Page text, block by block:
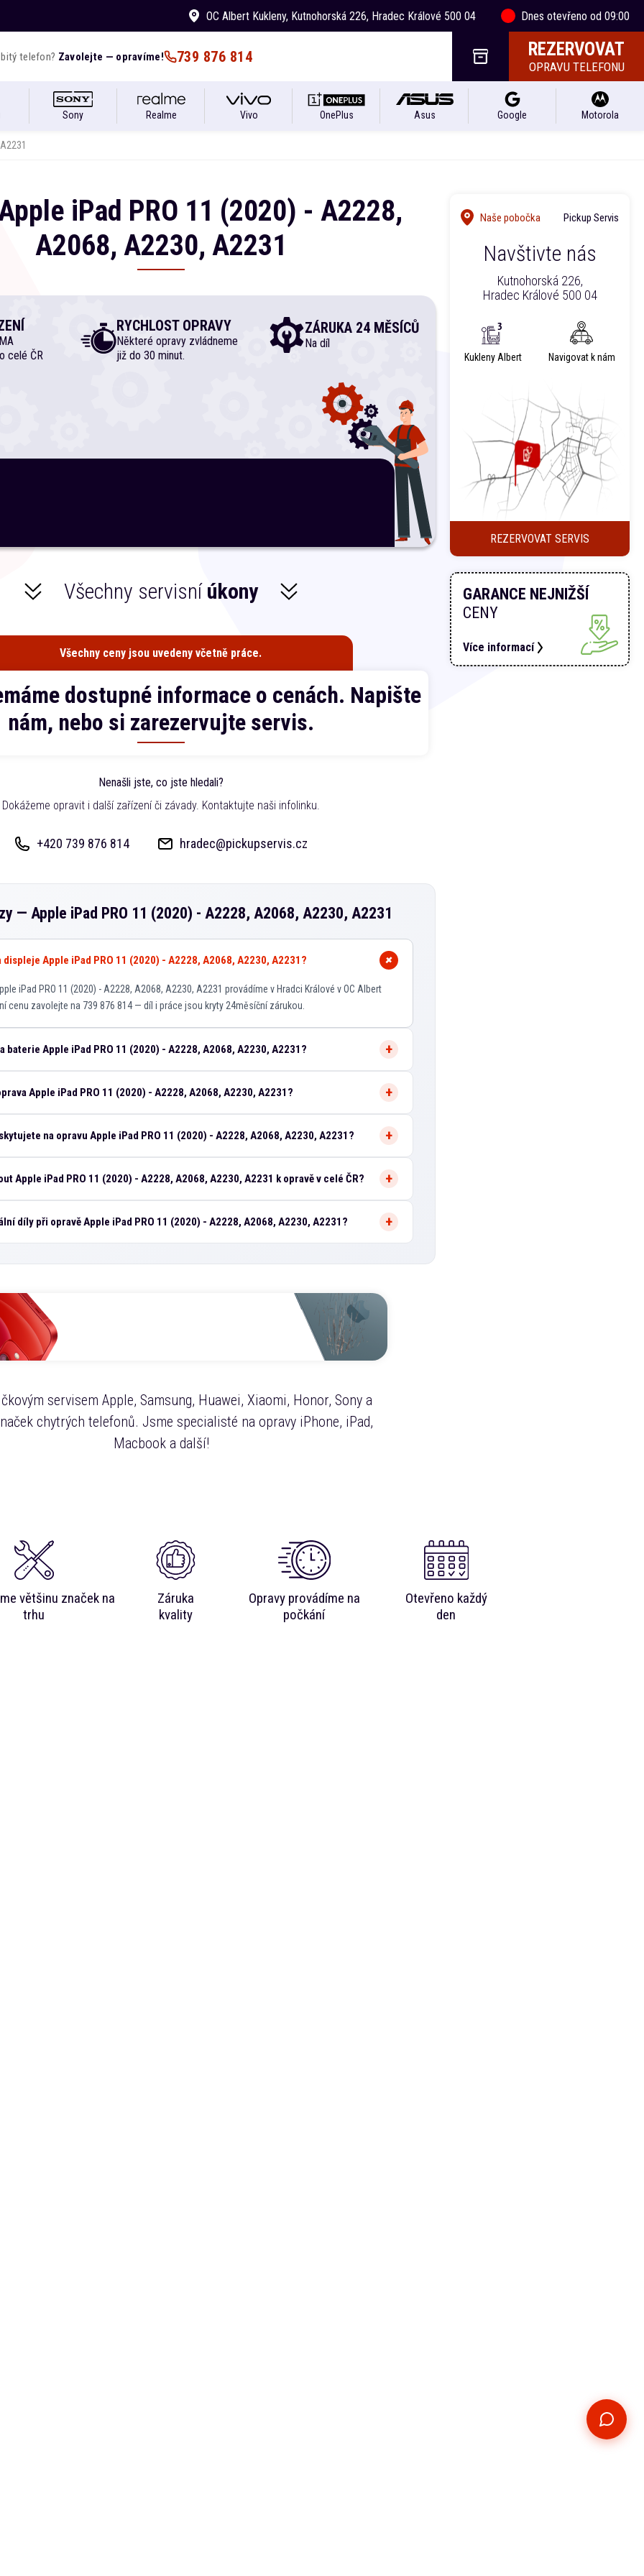
OC Albert Kukleny, Kutnohorská 226, Hradec Králové 500 04 Dnes otevřeno od 09:00
telefon? Zavolejte — opravíme! 739 876 814 REZERVOVAT
OPRAVU TELEFONU
Sony Realme Vivo OnePlus Asus Google Motorola
iPad PRO 11 (2020) - A2228,
A2068, A2230, A2231
celé ČR
RYCHLOST OPRAVY
Některé opravy zvládneme
již do 30 minut.
ZÁRUKA 24 MĚSÍCŮ
Na díl
Všechny servisní úkony
Všechny ceny jsou uvedeny včetně práce.
dostupné informace o cenách. Napište
nám, nebo si zarezervujte servis.
Nenašli jste, co jste hledali?
Dokážeme opravit i další zařízení či závady. Kontaktujte naši infolinku.
+420 739 876 814 hradec@pickupservis.cz
— Apple iPad PRO 11 (2020) - A2228, A2068, A2230, A2231
Apple iPad PRO 11 (2020) - A2228, A2068, A2230, A2231?
iPad PRO 11 (2020) - A2228, A2068, A2230, A2231 provádíme v Hradci Králové v OC Albert
cenu zavolejte na 739 876 814 — díl i práce jsou kryty 24měsíční zárukou.
baterie Apple iPad PRO 11 (2020) - A2228, A2068, A2230, A2231?
Apple iPad PRO 11 (2020) - A2228, A2068, A2230, A2231?
na opravu Apple iPad PRO 11 (2020) - A2228, A2068, A2230, A2231?
Apple iPad PRO 11 (2020) - A2228, A2068, A2230, A2231 k opravě v celé ČR?
díly při opravě Apple iPad PRO 11 (2020) - A2228, A2068, A2230, A2231?
servisem Apple, Samsung, Huawei, Xiaomi, Honor, Sony a
chytrých telefonů. Jsme specialisté na opravy iPhone, iPad,
Macbook a další!
Naše pobočka Pickup Servis
Navštivte nás
Kutnohorská 226,
Hradec Králové 500 04
Kukleny Albert Navigovat k nám
REZERVOVAT SERVIS
GARANCE NEJNIŽŠÍ
CENY
Více informací
většinu značek na
trhu
Záruka
kvality
Opravy provádíme na
počkání
Otevřeno každý
den